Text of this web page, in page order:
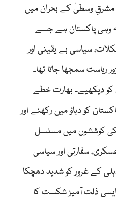
مشرقِ وسطیٰ کے بحران میں
وہی پاکستان ہے جسے
سیاسی بے یقینی اور
سمجھا جاتا تھا۔
دیکھیے۔ بھارت خطے
کو دباؤ میں رکھنے اور
کوششوں میں مسلسل
سفارتی اور سیاسی
کے غرور کو شدید دھچکا
ذلت آمیز شکست کا